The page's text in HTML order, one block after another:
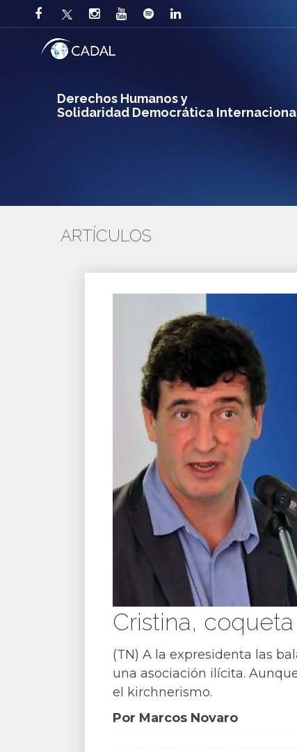
Derechos Humanos y
Solidaridad Democrática
ARTÍCULOS
Cristina,
(TN) A la expresidenta las
una asociación ilícita.
el kirchnerismo.
Por Marcos Novaro